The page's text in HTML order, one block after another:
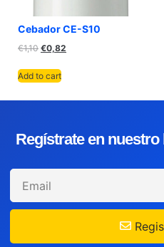
Cebador CE-S10
€1,10 €0,82
Add to cart
Regístrate en